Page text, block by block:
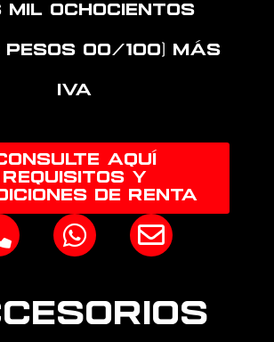
MIL OCHOCIENTOS
pesos 00/100) más
IVA
AQUÍ
REQUISITOS Y
DE RENTA
P
W
h
t
s
E
n
e
l